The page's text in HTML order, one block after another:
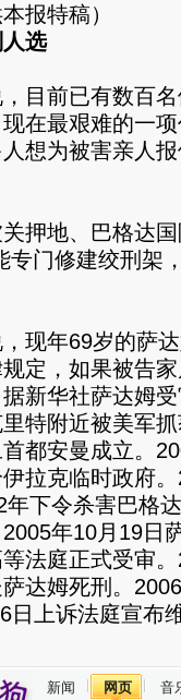
报特稿）
选
前已有数百名
在最艰难的一
想为被害亲人
地、巴格达国
专门修建绞刑架
年69岁的萨达
定，如果被告
新华社萨达姆
特附近被美军
都安曼成立。
拉克临时政府
下令杀害巴格
年10月19日
法庭正式受审
达姆死刑。
日上诉法庭宣布
新闻 网页 音